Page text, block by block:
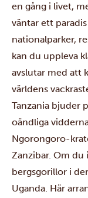
en gång i livet,
väntar ett
nationalparker,
kan du uppleva
avslutar med att
världens
Tanzania bjuder
oändliga
Ngorongoro-
Zanzibar. Om
bergsgorillor i
Uganda. Här